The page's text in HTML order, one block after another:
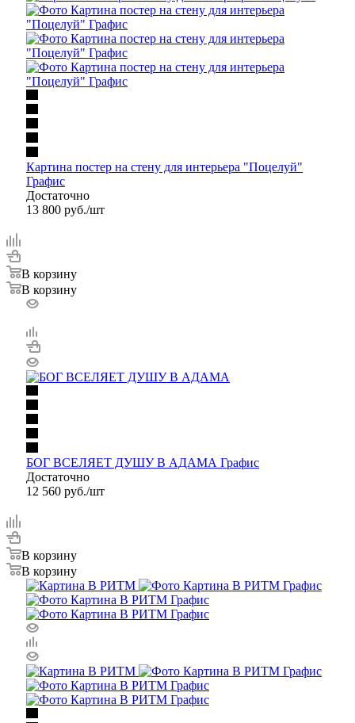
Картина постер на стену для интерьера "Поцелуй"
Графис
Достаточно
13 800 руб./шт
В корзину
В корзину
БОГ ВСЕЛЯЕТ ДУШУ В АДАМА Графис
Достаточно
12 560 руб./шт
В корзину
В корзину